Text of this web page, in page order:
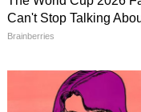
देशों के सामने एक
वैली के भरोसे बैठे
को रोकता
है। इस घटना पर
(चेतावनी) दी है।